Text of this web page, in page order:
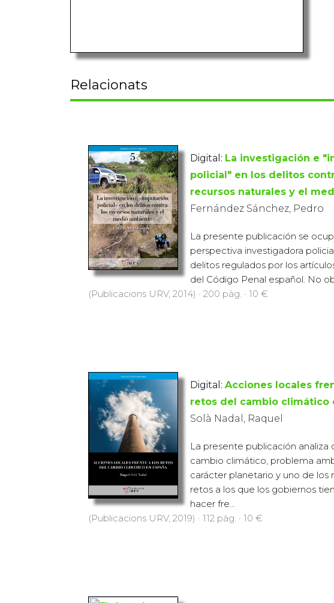
Relacionats
Digital: La investigación e
policial" en los delitos
recursos naturales y el
Fernández Sánchez, Pedro
La presente publicación se
perspectiva investigadora
delitos regulados por los
del Código Penal español. No
(Publicacions URV, 2014) · 200 pàg. · 10 €
Digital: Acciones locales
retos del cambio climático
Solà Nadal, Raquel
La presente publicación analiza
cambio climático, problema
carácter planetario y uno de los
retos a los que los gobiernos
hacer fre...
(Publicacions URV, 2019) · 112 pàg. · 10 €